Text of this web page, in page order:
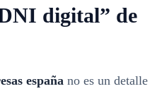
digital” de
españa no es un detalle